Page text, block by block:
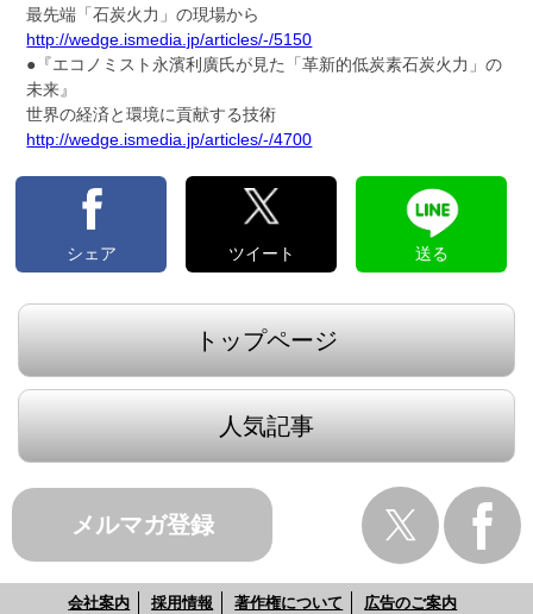
最先端「石炭火力」の現場から
http://wedge.ismedia.jp/articles/-/5150
●『エコノミスト永濱利廣氏が見た「革新的低炭素石炭火力」の
未来』
世界の経済と環境に貢献する技術
http://wedge.ismedia.jp/articles/-/4700
シェア ツイート 送る
トップページ
人気記事
メルマガ登録
会社案内 採用情報 著作権について 広告のご案内